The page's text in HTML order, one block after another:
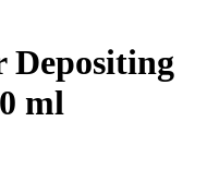
Depositing
ml